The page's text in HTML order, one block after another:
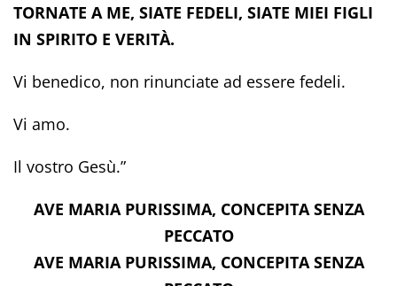
TORNATE A ME, SIATE FEDELI, SIATE MIEI FIGLI
IN SPIRITO E VERITÀ.
Vi benedico, non rinunciate ad essere fedeli.
Vi amo.
Il vostro Gesù.”
AVE MARIA PURISSIMA, CONCEPITA SENZA
PECCATO
AVE MARIA PURISSIMA, CONCEPITA SENZA